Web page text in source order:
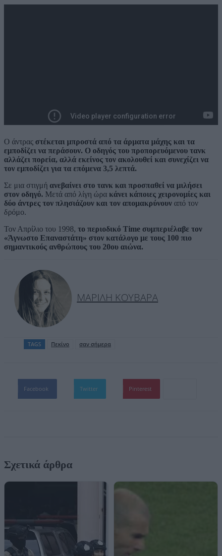
Ο άντρας στέκεται μπροστά από τα άρματα μάχης και τα
εμποδίζει να περάσουν. Ο οδηγός του προπορευόμενου τανκ
αλλάζει πορεία, αλλά εκείνος τον ακολουθεί και συνεχίζει να
τον εμποδίζει για τα επόμενα 3,5 λεπτά.
Σε μια στιγμή ανεβαίνει στο τανκ και προσπαθεί να μιλήσει
στον οδηγό. Μετά από λίγη ώρα κάνει κάποιες χειρονομίες και
δύο άντρες τον πλησιάζουν και τον απομακρύνουν από τον
δρόμο.
Τον Απρίλιο του 1998, το περιοδικό Time συμπεριέλαβε τον
«Άγνωστο Επαναστάτη» στον κατάλογο με τους 100 πιο
σημαντικούς ανθρώπους του 20ου αιώνα.
ΜΑΡΊΛΗ ΚΟΥΒΑΡΆ
TAGS Πεκίνο σαν σήμερα
Facebook Twitter Pinterest
Σχετικά άρθρα